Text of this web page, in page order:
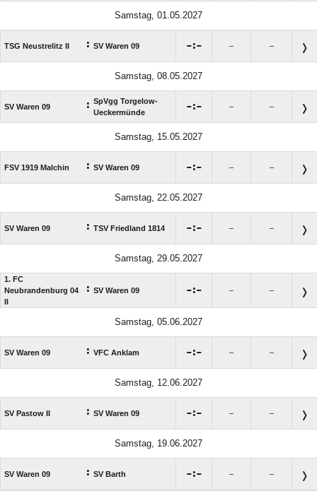
Samstag, 01.05.2027
TSG Neustrelitz II : SV Waren 09 : – –
Samstag, 08.05.2027
SV Waren 09 : SpVgg Torgelow-
Ueckermünde
: – –
Samstag, 15.05.2027
FSV 1919 Malchin : SV Waren 09 : – –
Samstag, 22.05.2027
SV Waren 09 : TSV Friedland 1814 : – –
Samstag, 29.05.2027
1. FC
Neubrandenburg 04
II
: SV Waren 09 : – –
Samstag, 05.06.2027
SV Waren 09 : VFC Anklam : – –
Samstag, 12.06.2027
SV Pastow II : SV Waren 09 : – –
Samstag, 19.06.2027
SV Waren 09 : SV Barth : – –